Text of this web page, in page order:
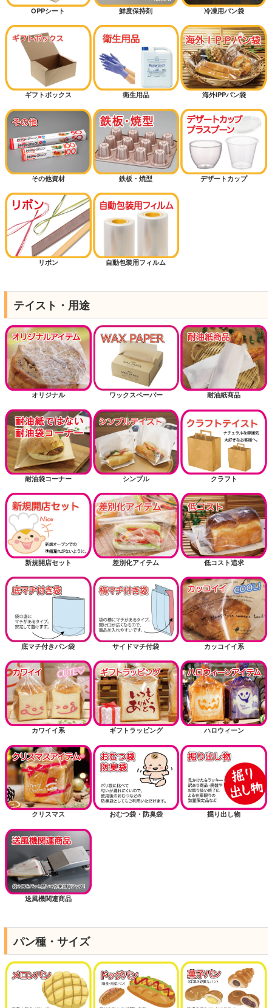
OPPシート 鮮度保持剤 冷凍用パン袋
ギフトボックス 衛生用品 海外IPPパン袋
その他資材 鉄板・焼型 デザートカップ
リボン 自動包装用フィルム
テイスト・用途
オリジナル ワックスペーパー 耐油紙商品
耐油袋コーナー シンプル クラフト
新規開店セット 差別化アイテム 低コスト追求
底マチ付きパン袋 サイドマチ付袋 カッコイイ系
カワイイ系 ギフトラッピング ハロウィーン
クリスマス おむつ袋・防臭袋 掘り出し物
送風機関連商品
パン種・サイズ